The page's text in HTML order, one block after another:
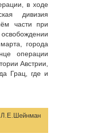
в ходе
дивизия
части при
города
операции
Австрии,
Грац, где и
Л.Е.Шейнман